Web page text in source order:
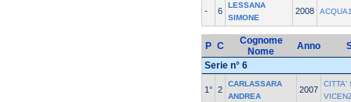
- 6
LESSANA
SIMONE
2008
P C
Cognome
Nome
Anno
Serie n° 6
1° 2
CARLASSARA
ANDREA
2007
CITTA'